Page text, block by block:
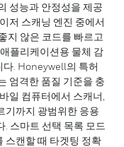
성능과 안정성을 제공
저 스캐닝 엔진 중에서
지 않은 코드를 빠르고
플리케이션용 물체 감
다. Honeywell의 특허
엄격한 품질 기준을 충
일 컴퓨터에서 스캐너,
기까지 광범위한 응용
스마트 선택 목록 모드
스캔할 때 타겟팅 정확